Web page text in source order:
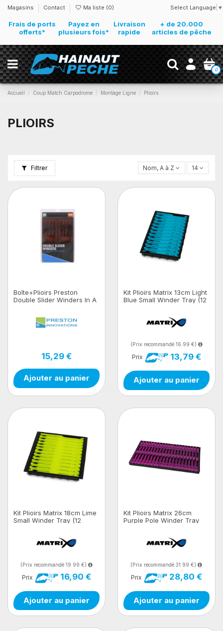
Magasins Contact Ma liste (0) Select Language ▼
Frais de ports
offerts*
Payez en
plusieurs fois*
Livraison
rapide
+ de 20.000
articles de pêche
0
Accueil Coup Match Carpodrome Montage Ligne Plioirs
PLIOIRS
Filtrer Nom, A à Z 14
Boîte+Plioirs Preston
Double Slider Winders In A
15,29 €
Ajouter au panier
Kit Plioirs Matrix 13cm Light
Blue Small Winder Tray (12
(Prix recommandé 16.99 €)
Prix 13,79 €
Ajouter au panier
Kit Plioirs Matrix 18cm Lime
Small Winder Tray (12
(Prix recommandé 19.99 €)
Prix 16,90 €
Ajouter au panier
Kit Plioirs Matrix 26cm
Purple Pole Winder Tray
(Prix recommandé 31.99 €)
Prix 28,80 €
Ajouter au panier